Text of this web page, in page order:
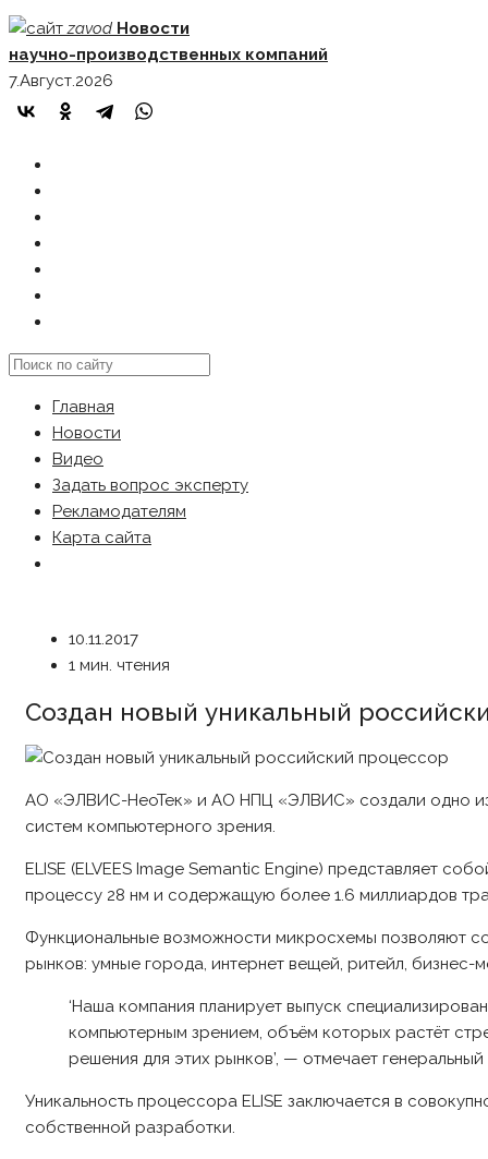
Skip
to
content
zavod Новости
научно-производственных компаний
7.Август.2026
Search
websiteГлавная
Новости
Видео
Задать вопрос эксперту
Рекламодателям
Карта сайта
10.11.2017
1 мин. чтения
Создан новый уникальный
АО «ЭЛВИС-НеоТек» и АО НПЦ «ЭЛВИС» создали одно из
систем компьютерного зрения.
ELISE (ELVEES Image Semantic Engine) представляет
процессу 28 нм и содержащую более 1.6 миллиардов
Функциональные возможности микросхемы позволяют
рынков: умные города, интернет вещей, ритейл, бизнес-
‘Наша компания планирует выпуск
компьютерным зрением, объём которых растёт
решения для этих рынков’, — отмечает
Уникальность процессора ELISE заключается в
собственной разработки.